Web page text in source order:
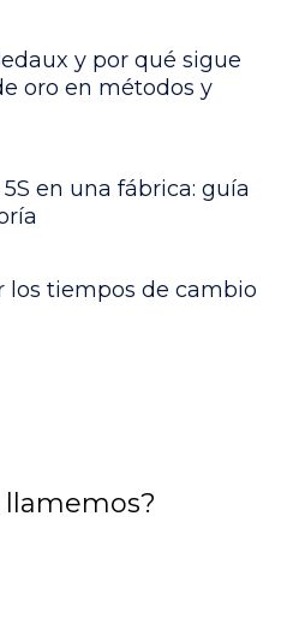
y por qué sigue
oro en métodos y
en una fábrica: guía
los tiempos de cambio
llamemos?